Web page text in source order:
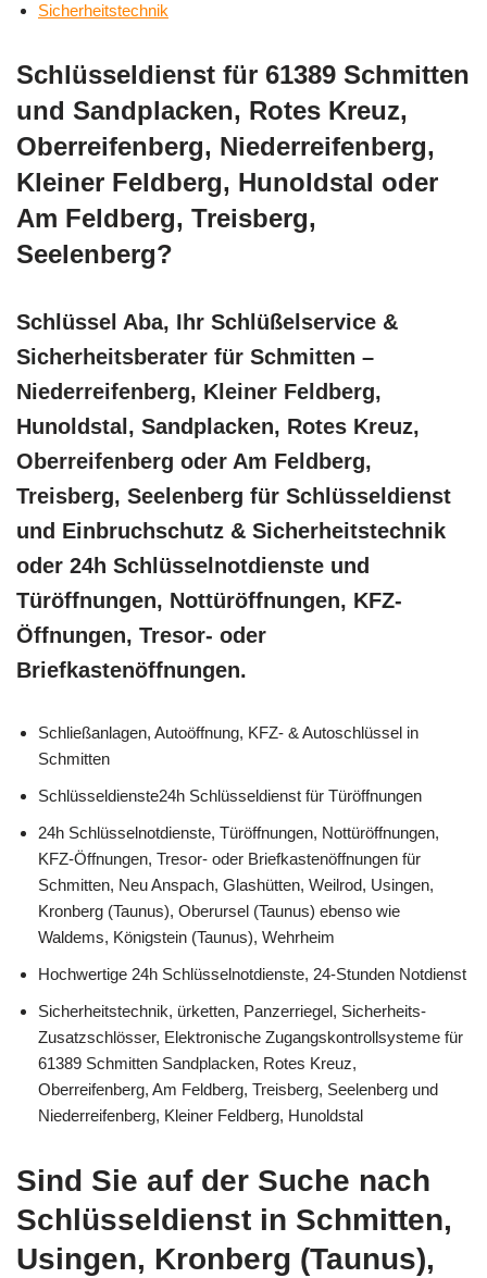
Sicherheitstechnik
Schlüsseldienst für 61389 Schmitten
und Sandplacken, Rotes Kreuz,
Oberreifenberg, Niederreifenberg,
Kleiner Feldberg, Hunoldstal oder
Am Feldberg, Treisberg,
Seelenberg?
Schlüssel Aba, Ihr Schlüßelservice &
Sicherheitsberater für Schmitten –
Niederreifenberg, Kleiner Feldberg,
Hunoldstal, Sandplacken, Rotes Kreuz,
Oberreifenberg oder Am Feldberg,
Treisberg, Seelenberg für Schlüsseldienst
und Einbruchschutz & Sicherheitstechnik
oder 24h Schlüsselnotdienste und
Türöffnungen, Nottüröffnungen, KFZ-
Öffnungen, Tresor- oder
Briefkastenöffnungen.
Schließanlagen, Autoöffnung, KFZ- & Autoschlüssel in
Schmitten
Schlüsseldienste24h Schlüsseldienst für Türöffnungen
24h Schlüsselnotdienste, Türöffnungen, Nottüröffnungen,
KFZ-Öffnungen, Tresor- oder Briefkastenöffnungen für
Schmitten, Neu Anspach, Glashütten, Weilrod, Usingen,
Kronberg (Taunus), Oberursel (Taunus) ebenso wie
Waldems, Königstein (Taunus), Wehrheim
Hochwertige 24h Schlüsselnotdienste, 24-Stunden Notdienst
Sicherheitstechnik, ürketten, Panzerriegel, Sicherheits-
Zusatzschlösser, Elektronische Zugangskontrollsysteme für
61389 Schmitten Sandplacken, Rotes Kreuz,
Oberreifenberg, Am Feldberg, Treisberg, Seelenberg und
Niederreifenberg, Kleiner Feldberg, Hunoldstal
Sind Sie auf der Suche nach
Schlüsseldienst in Schmitten,
Usingen, Kronberg (Taunus),